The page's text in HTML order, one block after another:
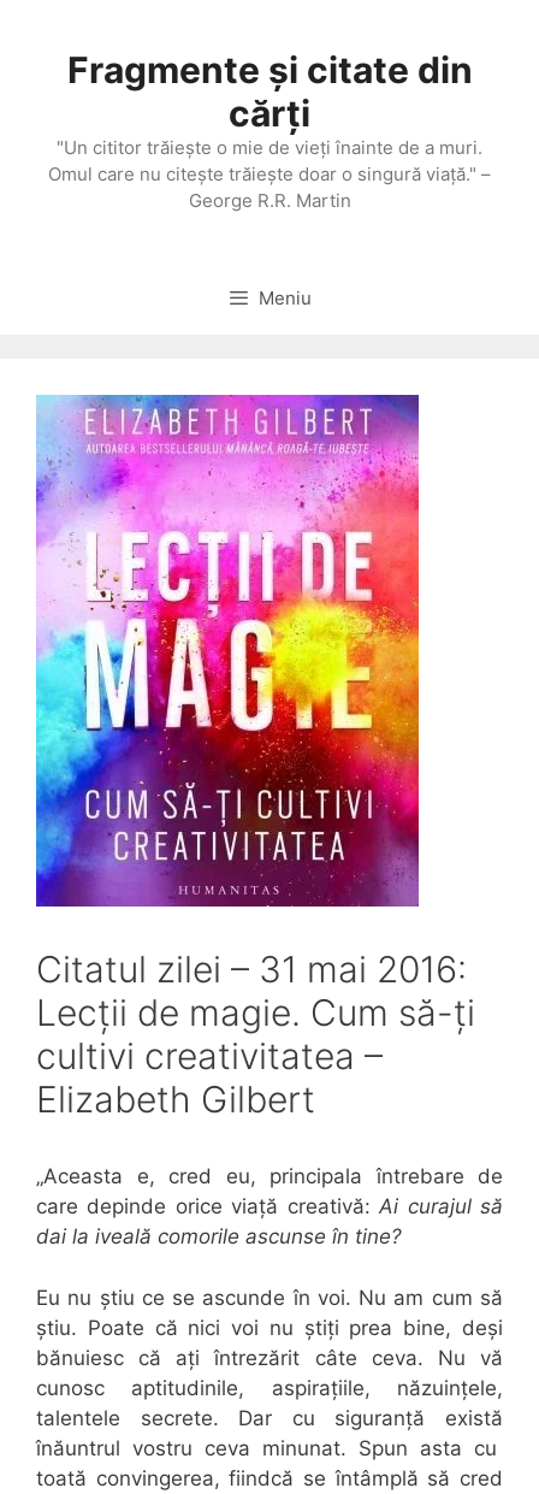
conținutFragmente și citate din
cărți
"Un cititor trăieşte o mie de vieţi înainte de a muri.
Omul care nu citeşte trăieşte doar o singură viaţă." –
George R.R. Martin
Meniu
Citatul zilei – 31 mai 2016:
Lecții de magie. Cum să-ți
cultivi creativitatea –
Elizabeth Gilbert
„Aceasta e, cred eu, principala întrebare de
care depinde orice viață creativă:Ai curajul să
dai la iveală comorile ascunse în tine?
Eu nu știu ce se ascunde în voi. Nu am cum să
știu. Poate că nici voi nu știți prea bine, deși
bănuiesc că ați întrezărit câte ceva. Nu vă
cunosc aptitudinile, aspirațiile, năzuințele,
talentele secrete. Dar cu siguranță există
înăuntrul vostru ceva minunat. Spun asta cu
toată convingerea, fiindcă se întâmplă să cred